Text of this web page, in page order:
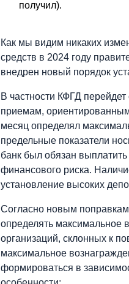
получил).
Как мы видим никаких
средств в 2024 году
внедрен новый порядок
В частности КФГД
приемам,
месяц определял
предельные показатели
банк был обязан
финансового риска.
установление высоких
Согласно новым
определять максимальное
организаций, склонных к
максимальное
формироваться в